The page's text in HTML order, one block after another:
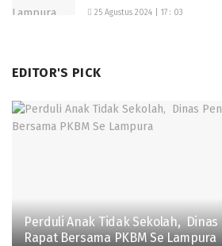
25 Agustus 2024 | 17 : 03
EDITOR'S PICK
Perduli Anak Tidak Sekolah,
Rapat Bersama PKBM Se Lampura